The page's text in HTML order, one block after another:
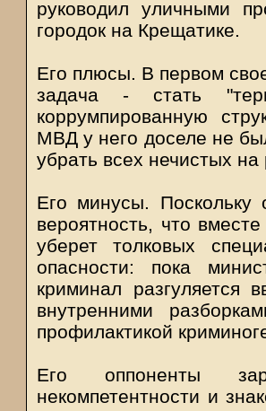
руководил уличными
городок на Крещатике.
Его плюсы. В первом
задача - стать
коррумпированную
МВД у него доселе не
убрать всех нечистых на
Его минусы.
вероятность, что
уберет толковых
опасности: пока
криминал разгуляется
внутренними
профилактикой
Его оппоненты
некомпетентности и